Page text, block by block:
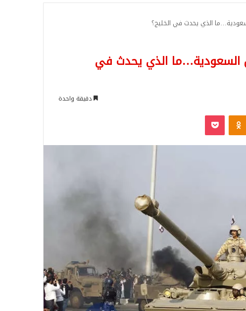
الذي يحدث في الخليج؟
السعودية…ما الذي يحدث في
دقيقة واحدة
Odnoklassniki
‫Pocket